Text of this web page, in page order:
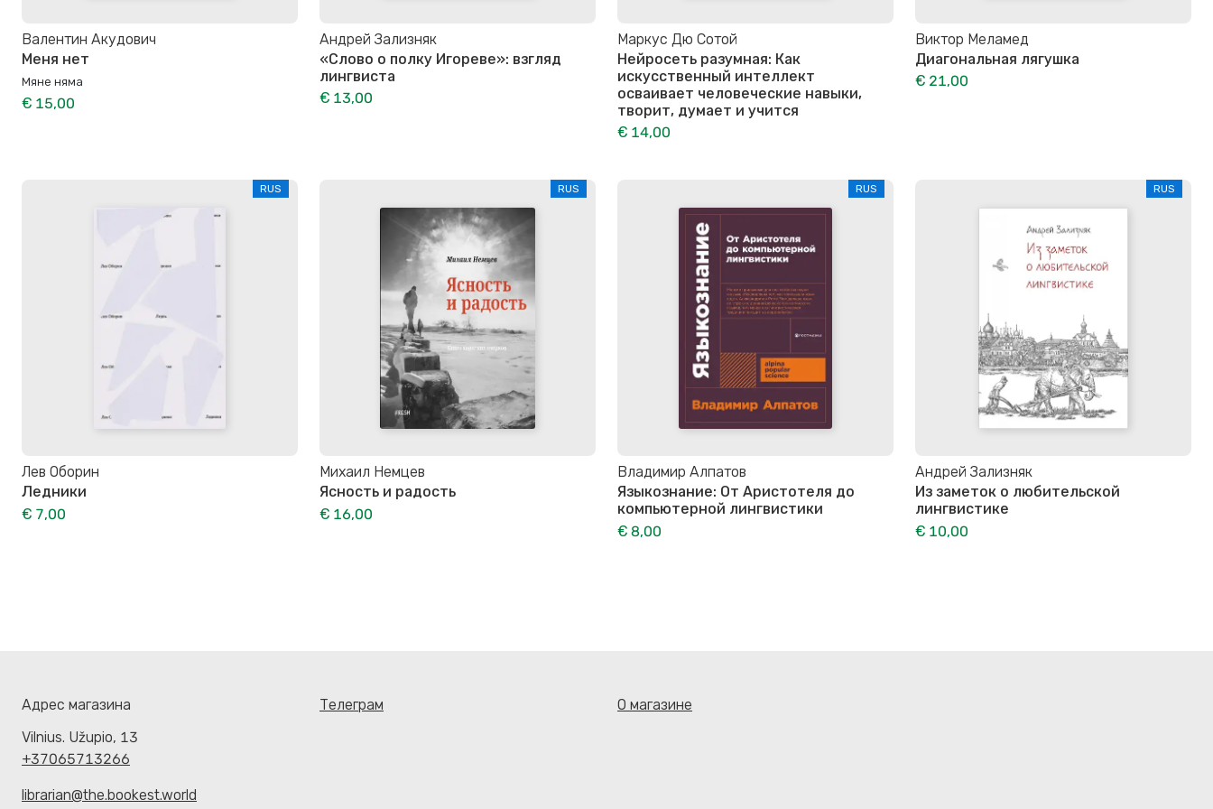
Валентин Акудович
Меня нет
Мяне няма
€ 15,00
Андрей Зализняк
«Слово о полку Игореве»: взгляд
лингвиста
€ 13,00
Маркус Дю Сотой
Нейросеть разумная: Как
искусственный интеллект
осваивает человеческие навыки,
творит, думает и учится
€ 14,00
Виктор Меламед
Диагональная лягушка
€ 21,00
RUS
Лев Оборин
Ледники
€ 7,00
RUS
Михаил Немцев
Ясность и радость
€ 16,00
RUS
Владимир Алпатов
Языкознание: От Аристотеля до
компьютерной лингвистики
€ 8,00
RUS
Андрей Зализняк
Из заметок о любительской
лингвистике
€ 10,00
Адрес магазина
Vilnius. Užupio, 13
+37065713266
librarian@the.bookest.world
Телеграм О магазине